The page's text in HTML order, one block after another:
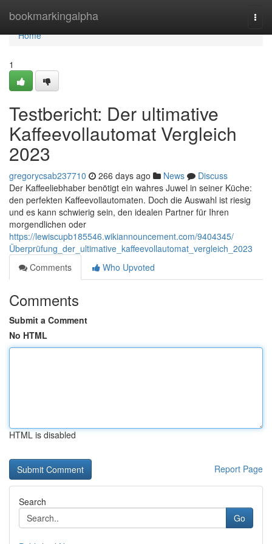
bookmarkingalpha
Home
Home
1
Testbericht: Der ultimative
Kaffeevollautomat Vergleich
2023
gregorycsab237710 266 days ago News
Discuss
Der Kaffeeliebhaber benötigt ein wahres Juwel in seiner Küche:
den perfekten Kaffeevollautomaten. Doch die Auswahl ist riesig
und es kann schwierig sein, den idealen Partner für Ihren
morgendlichen oder
https://lewiscupb185546.wikiannouncement.com/9404345/
Überprüfung_der_ultimative_kaffeevollautomat_vergleich_2023
Comments
Who Upvoted
Comments
Submit a Comment
No HTML
HTML is disabled
Report Page
Search
Go